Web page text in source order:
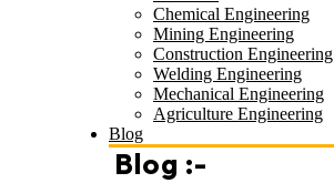
Chemical Engineering
Mining Engineering
Construction Engineering
Welding Engineering
Mechanical Engineering
Agriculture Engineering
Blog
Blog :-